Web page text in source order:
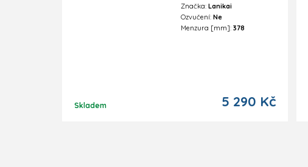
Skladem
Značka:Lanikai
Ozvučení:Ne
Menzura [mm]:378
5 290 Kč